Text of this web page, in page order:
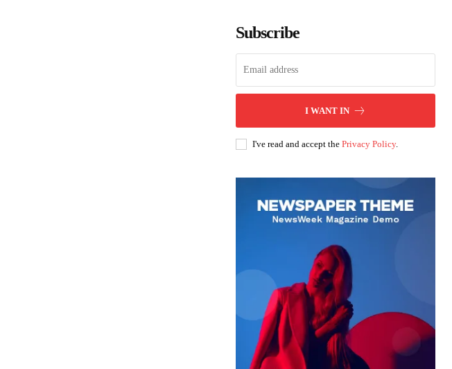
Subscribe
I WANT IN
I've read and accept the Privacy Policy.